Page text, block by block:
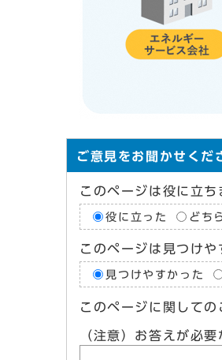
ご意見をお聞かせくだ
このページは役に立ち
役に立った どち
このページは見つけや
見つけやすかった
このページに関しての
（注意）お答えが必